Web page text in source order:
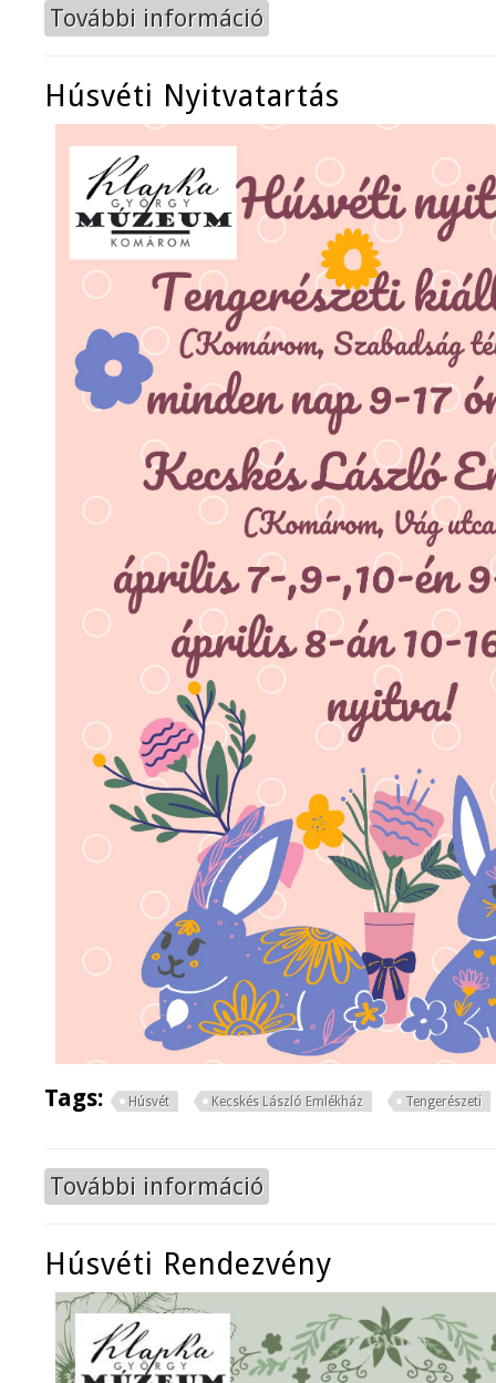
További információ
Húsvéti Nyitvatartás
Tags: Húsvét Kecskés László Emlékház Tengerészeti
További információ
Húsvéti Rendezvény